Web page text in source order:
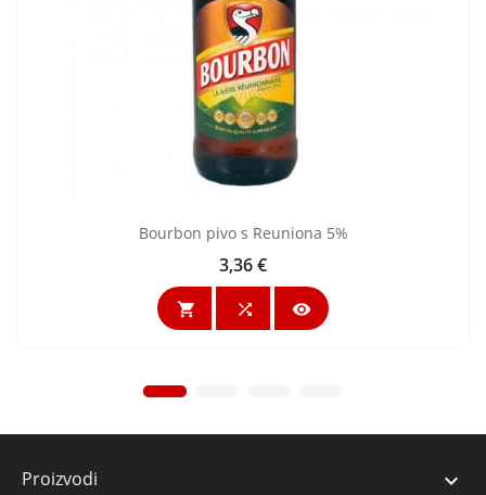
Bourbon pivo s Reuniona 5%
Cijena
3,36 €
  
Proizvodi 